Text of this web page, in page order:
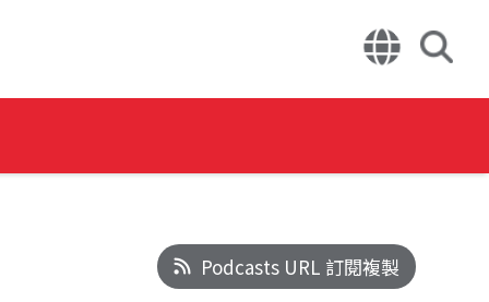
Podcasts URL 訂閱複製